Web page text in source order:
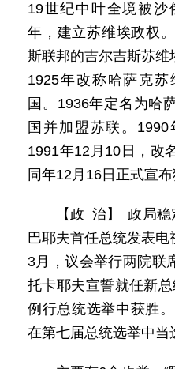
19世纪中叶全境被
年，建立苏维埃政权
斯联邦的吉尔吉斯苏维
1925年改称哈萨克
国。1936年定名为哈
国并加盟苏联。1990
1991年12月10日，改
同年12月16日正式宣布
【政 治】 政局
巴耶夫首任总统发表
3月，议会举行两院联
托卡耶夫宣誓就任新
例行总统选举中获胜
在第七届总统选举中当